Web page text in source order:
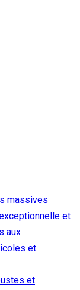
massives
et
aux
et
et